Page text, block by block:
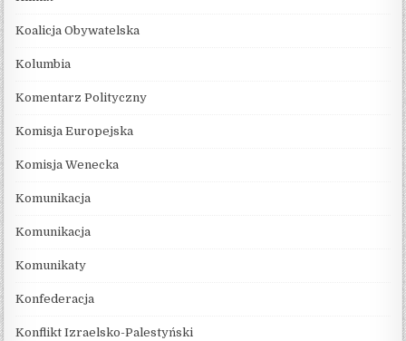
Koalicja Obywatelska
Kolumbia
Komentarz Polityczny
Komisja Europejska
Komisja Wenecka
Komunikacja
Komunikacja
Komunikaty
Konfederacja
Konflikt Izraelsko-Palestyński